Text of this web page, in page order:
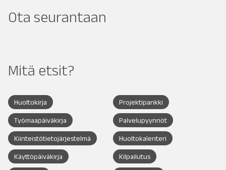
Ota seurantaan
Mitä etsit?
Huoltokirja Projektipankki
Työmaapäiväkirja Palvelupyynnöt
Kiinteistötietojärjestelmä Huoltokalenteri
Käyttöpäiväkirja Kilpailutus